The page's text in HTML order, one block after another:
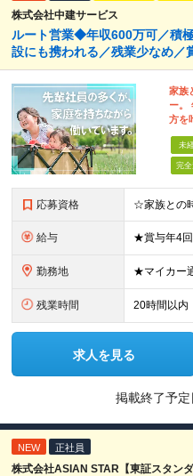
株式会社中建サービス
ルート営業◆年収600万可／積
設にも携われる／残業少なめ／
家族
ー。
方を
未
完全
応募資格
給与
勤務地
残業時間 20時間以内
求人を見る
掲載終了予定
NEW 正社員
株式会社ASIAN STAR【東証スタンダ